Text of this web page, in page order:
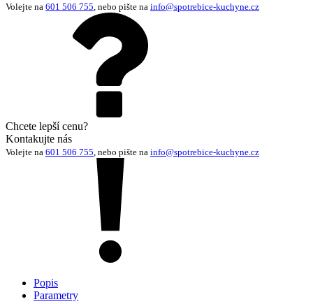
Volejte na 601 506 755 , nebo pište na info@spotrebice-kuchyne.cz
Chcete lepší cenu?
Kontakujte nás
Volejte na 601 506 755 , nebo pište na info@spotrebice-kuchyne.cz
Popis
Parametry